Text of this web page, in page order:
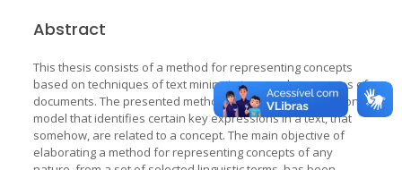
Abstract
This thesis consists of a method for representing concepts
based on techniques of text mining in temporal sequences of
documents. The presented method results in a computational
model that identifies certain key expressions in a text, that
somehow, are related to a concept. The main objective of
elaborating a method for representing concepts of any